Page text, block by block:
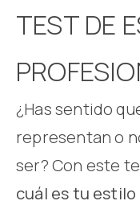
TEST DE
¿Has sentido
representan o
ser? Con este
cuál es tu